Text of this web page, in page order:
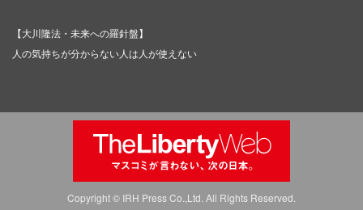
【大川隆法・未来への羅針盤】
人の気持ちが分からない人は人が使えない
Copyright © IRH Press Co.,Ltd. All Rights Reserved.